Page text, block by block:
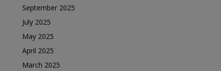
September 2025
July 2025
May 2025
April 2025
March 2025